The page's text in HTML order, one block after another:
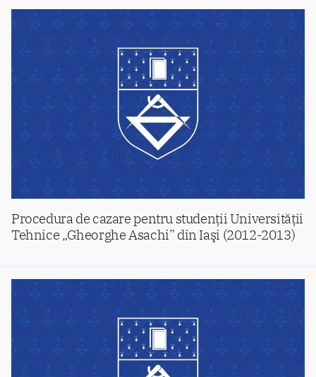
Procedura de cazare pentru studenţii Universităţii
Tehnice „Gheorghe Asachi” din Iaşi (2012-2013)